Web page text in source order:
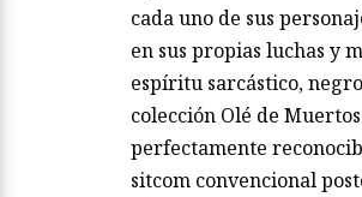
cada uno de sus
en sus propias luchas y
espíritu sarcástico,
colección Olé de Muertos
perfectamente
sitcom convencional